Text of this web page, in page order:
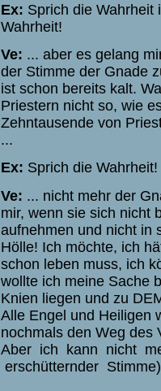
Ex: Sprich die Wahrheit
Wahrheit!
Ve: ... aber es gelang
der Stimme der Gnade
ist schon bereits kalt.
Priestern nicht so, wie
Zehntausende von
...
Ex: Sprich die
Ve: ... nicht mehr der
mir, wenn sie sich nicht
aufnehmen und nicht in
Hölle! Ich möchte, ich
schon leben muss, ich
wollte ich meine Sache
Knien liegen und zu
Alle Engel und Heiligen
nochmals den Weg des
Aber ich kann nicht
erschütternder